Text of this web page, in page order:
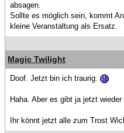
absagen.
Sollte es möglich sein, kommt
kleine Veranstaltung als Ersatz.
Magic Twilight
Doof. Jetzt bin ich traurig.
Haha. Aber es gibt ja jetzt
Ihr könnt jetzt alle zum Trost